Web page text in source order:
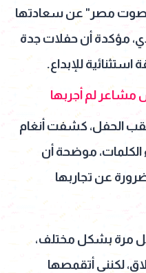
"صوت مصر" عن سعادتها
مؤكدة أن حفلات جدة
للإبداع.
مشاعر لم أجربها
الحفل، كشفت أنغام
موضحة أن
عن تجاربها
مرة بشكل مختلف،
لكنني أتقمصها